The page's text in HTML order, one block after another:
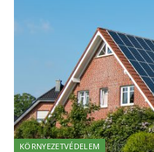
KÖRNYEZETVÉDELEM